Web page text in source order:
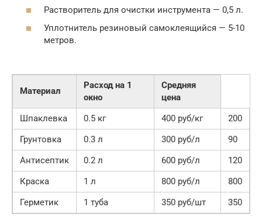
Растворитель для очистки инструмента — 0,5 л.
Уплотнитель резиновый самоклеящийся — 5-10
метров.
Материал
Расход на 1
окно
Средняя
цена
Шпаклевка
0.5 кг 400 руб/кг
200
Грунтовка
0.3 л 300 руб/л
90
Антисептик
0.2 л 600 руб/л
120
Краска
1 л 800 руб/л
800
Герметик
1 туба 350 руб/шт 350